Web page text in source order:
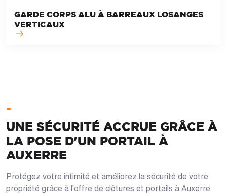
GARDE CORPS ALU À BARREAUX LOSANGES
VERTICAUX
-
UNE SÉCURITÉ ACCRUE GRÂCE À
LA POSE D'UN PORTAIL À
AUXERRE
Protégez votre intimité et améliorez la sécurité de votre
propriété grâce à l'offre de clôtures et portails à Auxerre